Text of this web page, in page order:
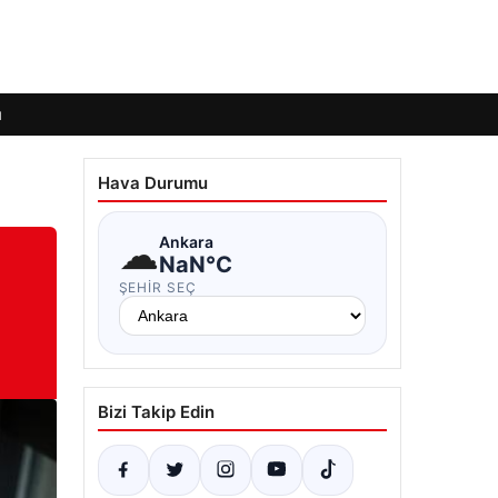
Hava Durumu
☁Ankara
NaN°C
ŞEHIR SEÇ
Bizi Takip Edin